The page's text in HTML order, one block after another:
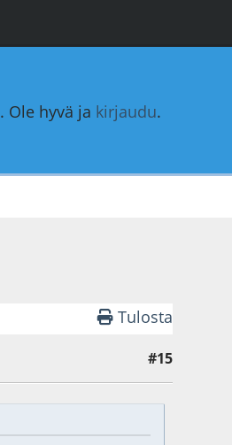
. Ole hyvä ja kirjaudu.
Tulosta
#15